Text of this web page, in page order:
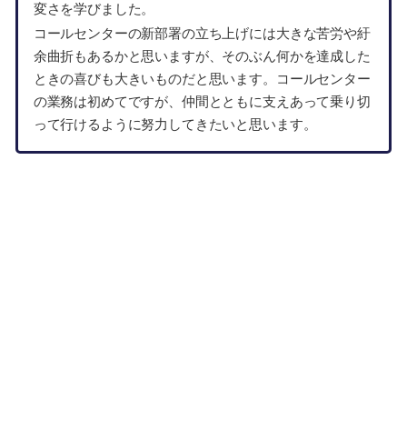
変さを学びました。
コールセンターの新部署の立ち上げには大きな苦労や紆
余曲折もあるかと思いますが、そのぶん何かを達成した
ときの喜びも大きいものだと思います。コールセンター
の業務は初めてですが、仲間とともに支えあって乗り切
って行けるように努力してきたいと思います。